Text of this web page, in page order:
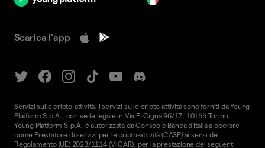
Scarica l'app
Servizi sulle cripto-attività. I servizi sulle cripto-attività sono forniti da Young
Platform S.p.A., con sede legale in Via F. Cigna 96/17, 10155 Torino.
Young Platform S.p.A. è autorizzata da Consob e Banca d'Italia a operare
come Prestatore di servizi per le cripto-attività (CASP) ai sensi del
Regolamento (UE) 2023/1114 (MiCAR), per la prestazione dei seguenti